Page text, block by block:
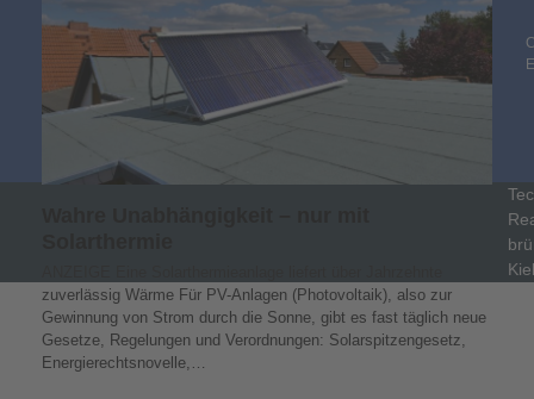
zuverlässig Wärme Für PV-Anlagen (Photovoltaik), also zur
Gewinnung von Strom durch die Sonne, gibt es fast täglich neue
Gesetze, Regelungen und Verordnungen: Solarspitzengesetz,
Energierechtsnovelle,…
Kiel